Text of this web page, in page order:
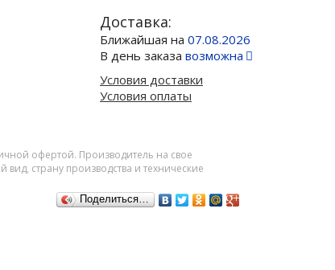
Доставка:
Ближайшая на 07.08.2026
В день заказа возможна
Условия доставки
Условия оплаты
офертой. Производитель на свое
страну производства и технические
Поделиться…